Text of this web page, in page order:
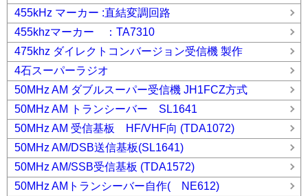
455kHz マーカー :直結変調回路
455khzマーカー ：TA7310
475khz ダイレクトコンバージョン受信機 製作
4石スーパーラジオ
50MHz AM ダブルスーパー受信機 JH1FCZ方式
50MHz AM トランシーバー SL1641
50MHz AM 受信基板 HF/VHF向 (TDA1072)
50MHz AM/DSB送信基板(SL1641)
50MHz AM/SSB受信基板 (TDA1572)
50MHz AMトランシーバー自作( NE612)